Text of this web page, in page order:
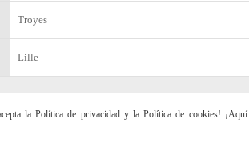
Troyes
Lille
la Política de privacidad y la Política de cookies! ¡Aquí